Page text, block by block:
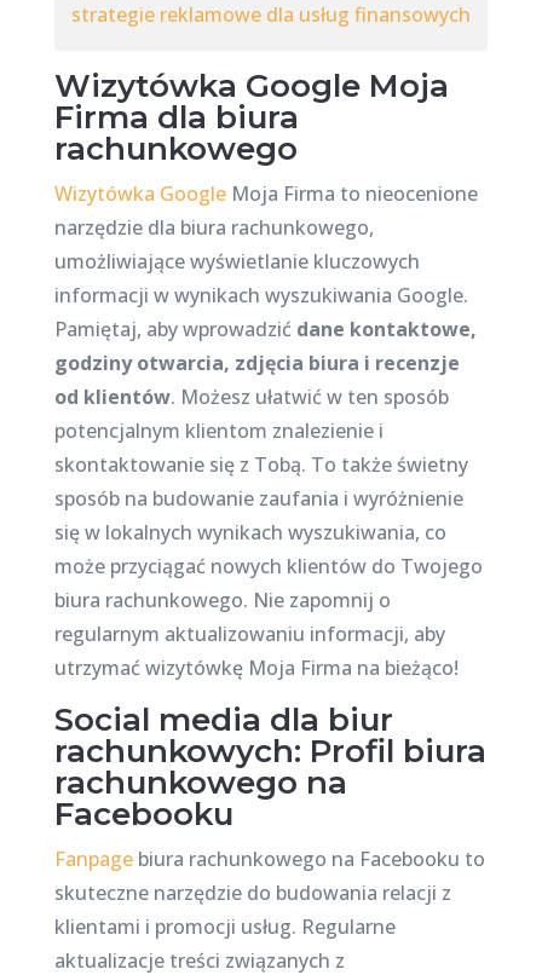
strategie reklamowe dla usług finansowych
Wizytówka Google Moja
Firma dla biura
rachunkowego
Wizytówka GoogleMoja Firma to nieocenione
narzędzie dla biura rachunkowego,
umożliwiające wyświetlanie kluczowych
informacji w wynikach wyszukiwania Google.
Pamiętaj, aby wprowadzić dane kontaktowe,
godziny otwarcia, zdjęcia biura i recenzje
od klientów. Możesz ułatwić w ten sposób
potencjalnym klientom znalezienie i
skontaktowanie się z Tobą. To także świetny
sposób na budowanie zaufania i wyróżnienie
się w lokalnych wynikach wyszukiwania, co
może przyciągać nowych klientów do Twojego
biura rachunkowego. Nie zapomnij o
regularnym aktualizowaniu informacji, aby
utrzymać wizytówkę Moja Firma na bieżąco!
Social media dla biur
rachunkowych: Profil biura
rachunkowego na
Facebooku
Fanpagebiura rachunkowego na Facebooku to
skuteczne narzędzie do budowania relacji z
klientami i promocji usług. Regularne
aktualizacje treści związanych z